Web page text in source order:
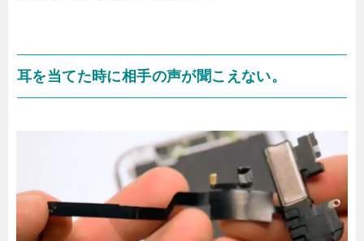
耳を当てた時に相手の声が聞こえない。